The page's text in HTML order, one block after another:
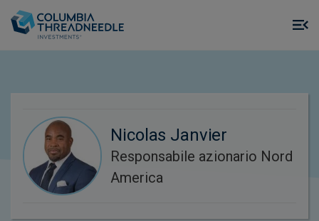
Nicolas Janvier
Responsabile azionario Nord
America